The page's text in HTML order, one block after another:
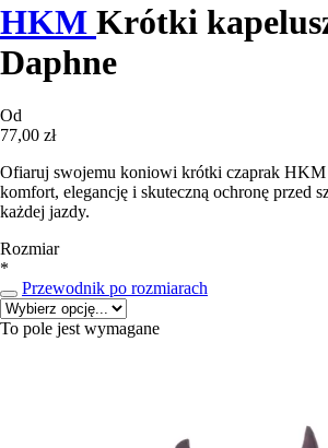
HKM Krótki
Daphne
Od
77,00 zł
Ofiaruj swojemu koniowi krótki czaprak HKM
komfort, elegancję i skuteczną ochronę przed
każdej jazdy.
Rozmiar
*
Przewodnik po rozmiarach
To pole jest wymagane